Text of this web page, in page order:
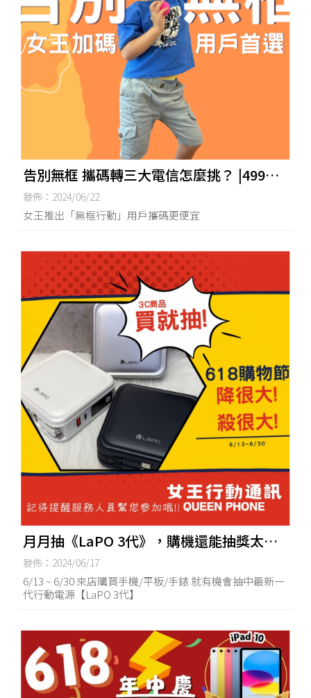
告別無框 攜碼轉三大電信怎麼挑？ |499吃
到飽|台南499吃到飽|東區499吃到飽
發佈：2024/06/22
女王推出「無框行動」用戶攜碼更便宜
月月抽《LaPO 3代》，購機還能抽獎太划
算啦❤
發佈：2024/06/17
6/13 ~ 6/30 來店購買手機/平板/手錶 就有機會抽中最新一
代行動電源【LaPO 3代】